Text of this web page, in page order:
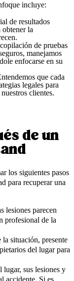
incluye:
de resultados
obtener la
de pruebas
manejamos
enfocarse en su
que cada
legales para
clientes.
de un
los siguientes pasos
para recuperar una
lesiones parecen
profesional de la
situación, presente
del lugar para
lugar, sus lesiones y